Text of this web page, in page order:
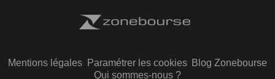
Mentions légales Paramétrer les cookies Blog Zonebourse
Qui sommes-nous ?